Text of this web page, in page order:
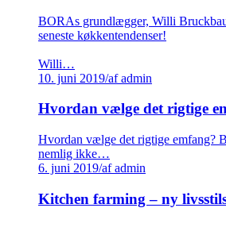
BORAs grundlægger, Willi
seneste køkkentendenser!
Willi…
10. juni 2019/af admin
Hvordan vælge det rigtige
Hvordan vælge det rigtige emfang?
nemlig ikke…
6. juni 2019/af admin
Kitchen farming – ny